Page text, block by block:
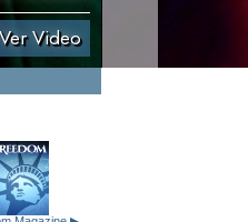
Ver Video